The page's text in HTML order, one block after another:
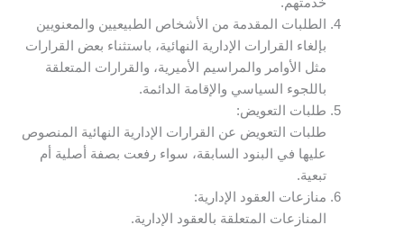
الطلبات المقدمة من الأشخاص الطبيعيين والمعنويين
بإلغاء القرارات الإدارية النهائية، باستثناء بعض القرارات
مثل الأوامر والمراسيم الأميرية، والقرارات المتعلقة
باللجوء السياسي والإقامة الدائمة.
طلبات التعويض:
طلبات التعويض عن القرارات الإدارية النهائية المنصوص
عليها في البنود السابقة، سواء رفعت بصفة أصلية أم
تبعية.
منازعات العقود الإدارية:
المنازعات المتعلقة بالعقود الإدارية.